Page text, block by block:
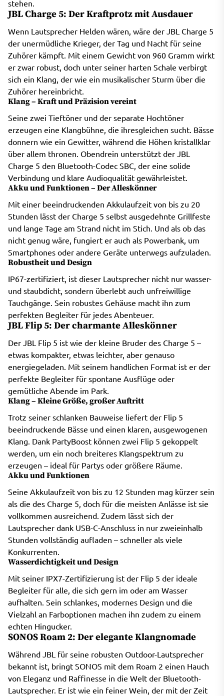
stehen.
JBL Charge 5: Der Kraftprotz mit Ausdauer
Wenn Lautsprecher Helden wären, wäre der JBL Charge 5
der unermüdliche Krieger, der Tag und Nacht für seine
Zuhörer kämpft. Mit einem Gewicht von 960 Gramm wirkt
er zwar robust, doch unter seiner harten Schale verbirgt
sich ein Klang, der wie ein musikalischer Sturm über die
Zuhörer hereinbricht.
Klang – Kraft und Präzision vereint
Seine zwei Tieftöner und der separate Hochtöner
erzeugen eine Klangbühne, die ihresgleichen sucht. Bässe
donnern wie ein Gewitter, während die Höhen kristallklar
über allem thronen. Obendrein unterstützt der JBL
Charge 5 den Bluetooth-Codec SBC, der eine solide
Verbindung und klare Audioqualität gewährleistet.
Akku und Funktionen – Der Alleskönner
Mit einer beeindruckenden Akkulaufzeit von bis zu 20
Stunden lässt der Charge 5 selbst ausgedehnte Grillfeste
und lange Tage am Strand nicht im Stich. Und als ob das
nicht genug wäre, fungiert er auch als Powerbank, um
Smartphones oder andere Geräte unterwegs aufzuladen.
Robustheit und Design
IP67-zertifiziert, ist dieser Lautsprecher nicht nur wasser-
und staubdicht, sondern überlebt auch unfreiwillige
Tauchgänge. Sein robustes Gehäuse macht ihn zum
perfekten Begleiter für jedes Abenteuer.
JBL Flip 5: Der charmante Alleskönner
Der JBL Flip 5 ist wie der kleine Bruder des Charge 5 –
etwas kompakter, etwas leichter, aber genauso
energiegeladen. Mit seinem handlichen Format ist er der
perfekte Begleiter für spontane Ausflüge oder
gemütliche Abende im Park.
Klang – Kleine Größe, großer Auftritt
Trotz seiner schlanken Bauweise liefert der Flip 5
beeindruckende Bässe und einen klaren, ausgewogenen
Klang. Dank PartyBoost können zwei Flip 5 gekoppelt
werden, um ein noch breiteres Klangspektrum zu
erzeugen – ideal für Partys oder größere Räume.
Akku und Funktionen
Seine Akkulaufzeit von bis zu 12 Stunden mag kürzer sein
als die des Charge 5, doch für die meisten Anlässe ist sie
vollkommen ausreichend. Zudem lässt sich der
Lautsprecher dank USB-C-Anschluss in nur zweieinhalb
Stunden vollständig aufladen – schneller als viele
Konkurrenten.
Wasserdichtigkeit und Design
Mit seiner IPX7-Zertifizierung ist der Flip 5 der ideale
Begleiter für alle, die sich gern im oder am Wasser
aufhalten. Sein schlankes, modernes Design und die
Vielzahl an Farboptionen machen ihn zudem zu einem
echten Hingucker.
SONOS Roam 2: Der elegante Klangnomade
Während JBL für seine robusten Outdoor-Lautsprecher
bekannt ist, bringt SONOS mit dem Roam 2 einen Hauch
von Eleganz und Raffinesse in die Welt der Bluetooth-
Lautsprecher. Er ist wie ein feiner Wein, der mit der Zeit